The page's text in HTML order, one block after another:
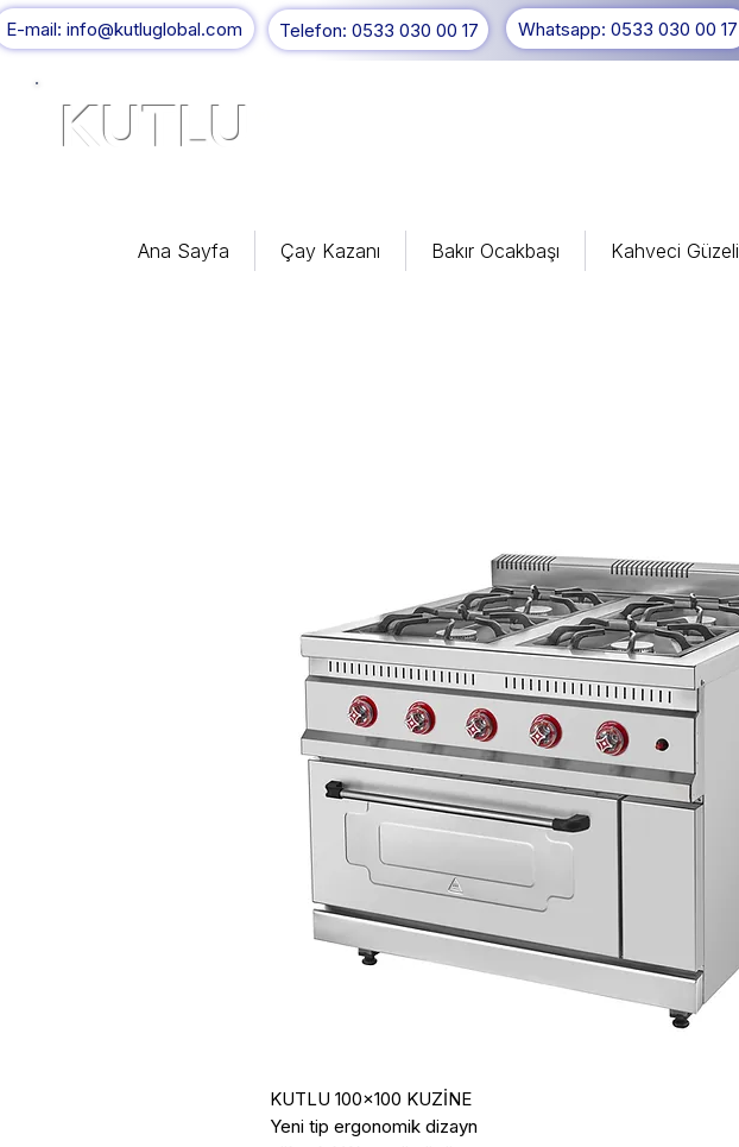
E-mail: info@kutluglobal.com Telefon: 0533 030 00 17 Whatsapp: 0533 030 00 17
KUTLU
Ana Sayfa Çay Kazanı Bakır Ocakbaşı Kahveci Güzeli
KUTLU 100x100 KUZİNE
Yeni tip ergonomik dizayn